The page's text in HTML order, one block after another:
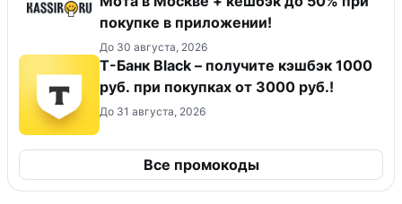
покупке в приложении!
До 30 августа, 2026
Т-Банк Black – получите кэшбэк 1000
руб. при покупках от 3000 руб.!
До 31 августа, 2026
Все промокоды